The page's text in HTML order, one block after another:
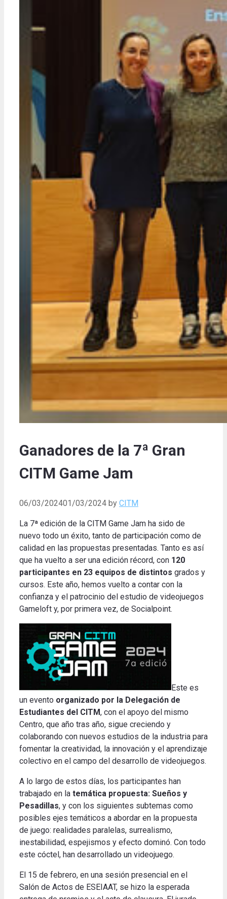
Ganadores de la 7ª Gran
CITM Game Jam
06/03/202401/03/2024 by CITM
La 7ª edición de la CITM Game Jam ha sido de
nuevo todo un éxito, tanto de participación como de
calidad en las propuestas presentadas. Tanto es así
que ha vuelto a ser una edición récord, con 120
participantes en 23 equipos de distintos grados y
cursos. Este año, hemos vuelto a contar con la
confianza y el patrocinio del estudio de videojuegos
Gameloft y, por primera vez, de Socialpoint.
Este es
un evento organizado por la Delegación de
Estudiantes del CITM, con el apoyo del mismo
Centro, que año tras año, sigue creciendo y
colaborando con nuevos estudios de la industria para
fomentar la creatividad, la innovación y el aprendizaje
colectivo en el campo del desarrollo de videojuegos.
A lo largo de estos días, los participantes han
trabajado en la temática propuesta: Sueños y
Pesadillas, y con los siguientes subtemas como
posibles ejes temáticos a abordar en la propuesta
de juego: realidades paralelas, surrealismo,
inestabilidad, espejismos y efecto dominó. Con todo
este cóctel, han desarrollado un videojuego.
El 15 de febrero, en una sesión presencial en el
Salón de Actos de ESEIAAT, se hizo la esperada